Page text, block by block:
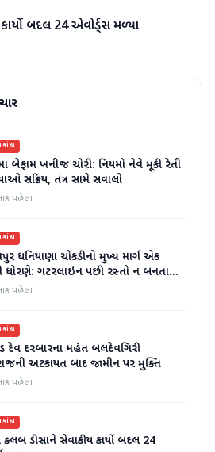
બદલ 24 એવોર્ડ્સ મળ્યા
બેફામ ખનીજ ચોરી: નિયમો નેવે મૂકી રેતી
સક્રિય, તંત્ર સામે સવાલો
પહેલા
ધનિયાણા ચોકડીનો મુખ્ય માર્ગ એક
ધોરણે: ગટરલાઇન પછી રસ્તો ન બનતા
પહેલા
દરબારના મહંત બલદેવગિરી
અટકાયત બાદ જામીન પર મુક્તિ
પહેલા
ક્લબ ડીસાને સેવાકીય કાર્યો બદલ 24